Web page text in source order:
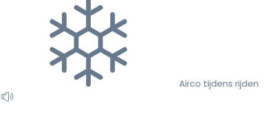
Airco tijdens rijden